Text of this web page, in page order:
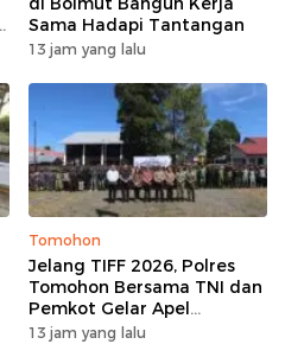
Sama Hadapi Tantangan
13 jam yang lalu
Tomohon
Jelang TIFF 2026, Polres
Tomohon Bersama TNI dan
Pemkot Gelar Apel
Kesiapan Pengamanan
13 jam yang lalu